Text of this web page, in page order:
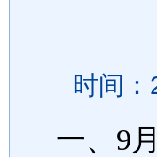
时间
一、9